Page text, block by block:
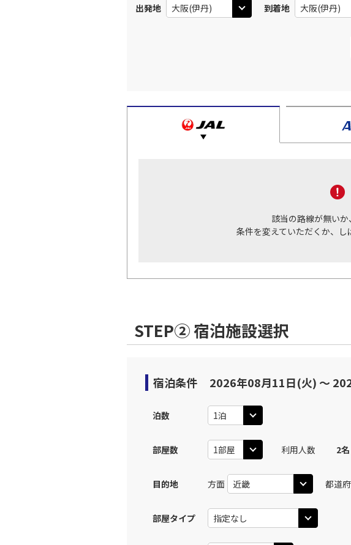
出発地 到着地
該当の路線が無い
条件を変えていただくか、
STEP② 宿泊施設選択
宿泊条件 2026年08月11日(火) 〜
泊数
部屋数 利用人数 2名
目的地 方面 都道
部屋タイプ